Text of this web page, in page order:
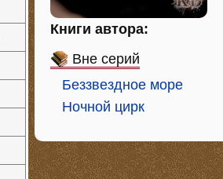
Книги автора:
Вне серий
Беззвездное море
Ночной цирк